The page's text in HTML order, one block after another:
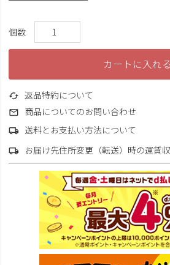
カートに入れる
返品特約について
商品についてのお問い合わせ
送料とお支払い方法について
お届け先住所変更（転送）時の運賃